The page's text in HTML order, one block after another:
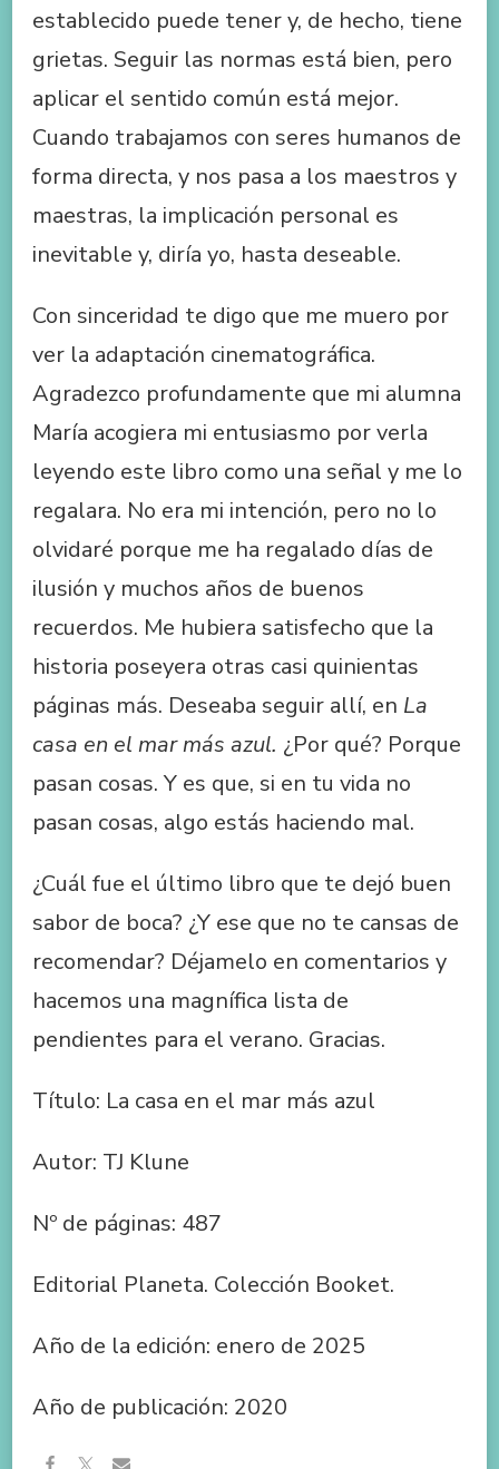
establecido puede tener y, de hecho, tiene
grietas. Seguir las normas está bien, pero
aplicar el sentido común está mejor.
Cuando trabajamos con seres humanos de
forma directa, y nos pasa a los maestros y
maestras, la implicación personal es
inevitable y, diría yo, hasta deseable.
Con sinceridad te digo que me muero por
ver la adaptación cinematográfica.
Agradezco profundamente que mi alumna
María acogiera mi entusiasmo por verla
leyendo este libro como una señal y me lo
regalara. No era mi intención, pero no lo
olvidaré porque me ha regalado días de
ilusión y muchos años de buenos
recuerdos. Me hubiera satisfecho que la
historia poseyera otras casi quinientas
páginas más. Deseaba seguir allí, en La
casa en el mar más azul. ¿Por qué? Porque
pasan cosas. Y es que, si en tu vida no
pasan cosas, algo estás haciendo mal.
¿Cuál fue el último libro que te dejó buen
sabor de boca? ¿Y ese que no te cansas de
recomendar? Déjamelo en comentarios y
hacemos una magnífica lista de
pendientes para el verano. Gracias.
Título: La casa en el mar más azul
Autor: TJ Klune
Nº de páginas: 487
Editorial Planeta. Colección Booket.
Año de la edición: enero de 2025
Año de publicación: 2020